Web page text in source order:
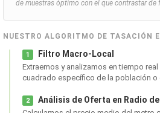
de muestras óptimo con el que contrastar de
NUESTRO ALGORITMO DE TASACIÓN
1 Filtro Macro-Local
Extraemos y analizamos en tiempo real el valor medio del metro
cuadrado específico de la población o
2 Análisis de Oferta en Radio de